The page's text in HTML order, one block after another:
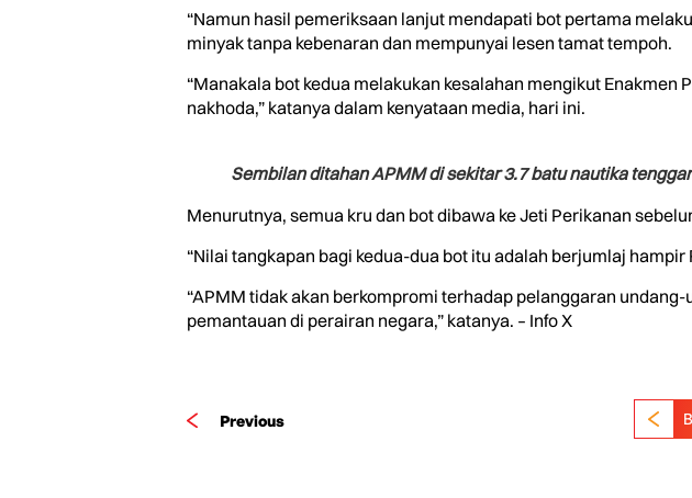
“Namun hasil pemeriksaan lanjut mendapati bot pertama
minyak tanpa kebenaran dan mempunyai lesen tamat tempoh.
“Manakala bot kedua melakukan kesalahan mengikut
nakhoda,” katanya dalam kenyataan media, hari ini.
Sembilan ditahan APMM di sekitar 3.7 batu nautika
Menurutnya, semua kru dan bot dibawa ke Jeti Perikanan
“Nilai tangkapan bagi kedua-dua bot itu adalah berjumlaj hampir
“APMM tidak akan berkompromi terhadap pelanggaran
pemantauan di perairan negara,” katanya. – Info X
Previous